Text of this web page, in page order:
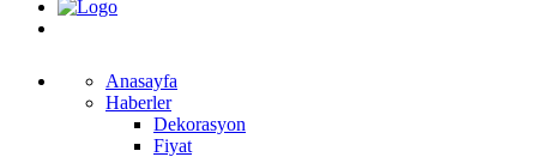
Anasayfa
Haberler
Dekorasyon
Fiyat